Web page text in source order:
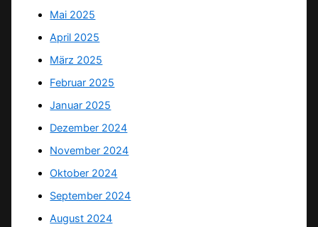
Mai 2025
April 2025
März 2025
Februar 2025
Januar 2025
Dezember 2024
November 2024
Oktober 2024
September 2024
August 2024